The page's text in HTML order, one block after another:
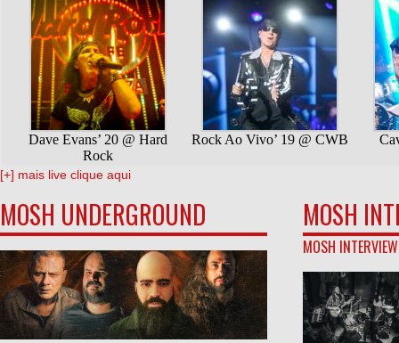
[+] mais live clique aqui
MOSH UNDERGROUND MOSH
MOSH